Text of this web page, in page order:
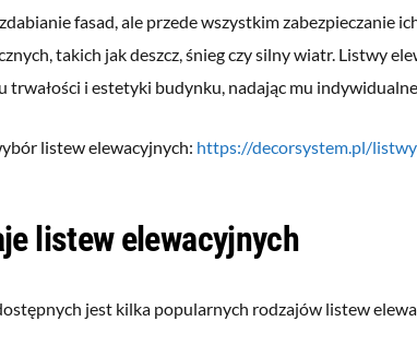
fasad, ale przede wszystkim zabezpieczanie
takich jak deszcz, śnieg czy silny wiatr. Listwy
trwałości i estetyki budynku, nadając mu
listew elewacyjnych: https://decorsystem.pl/
listew elewacyjnych
jest kilka popularnych rodzajów listew